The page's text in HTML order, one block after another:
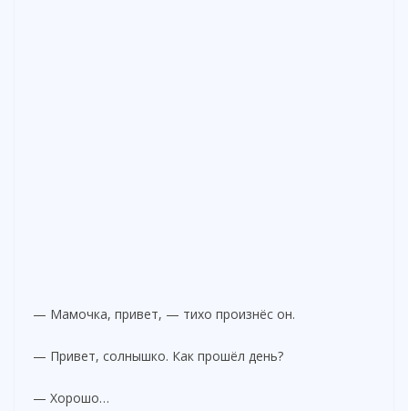
— Мамочка, привет, — тихо произнёс он.
— Привет, солнышко. Как прошёл день?
— Хорошо…